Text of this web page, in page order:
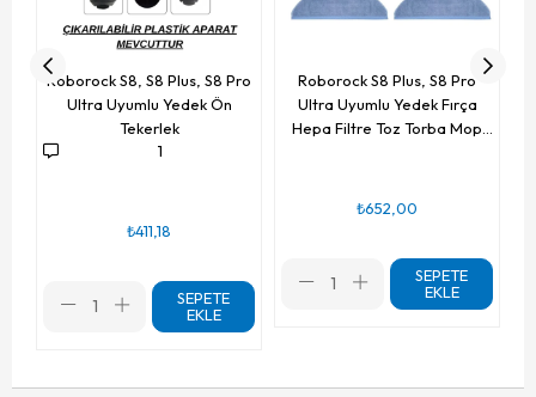
Roborock S8, S8 Plus, S8 Pro
Ultra Uyumlu Yedek Ön
Tekerlek
1
₺411,18
SEPETE
EKLE
Roborock S8 Plus, S8 Pro
Ultra Uyumlu Yedek Fırça
Hepa Filtre Toz Torba Mop
₺652,00
SEPETE
EKLE